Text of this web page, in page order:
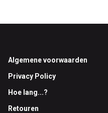
Footer
Algemene voorwaarden
Privacy Policy
Hoe lang...?
Retouren